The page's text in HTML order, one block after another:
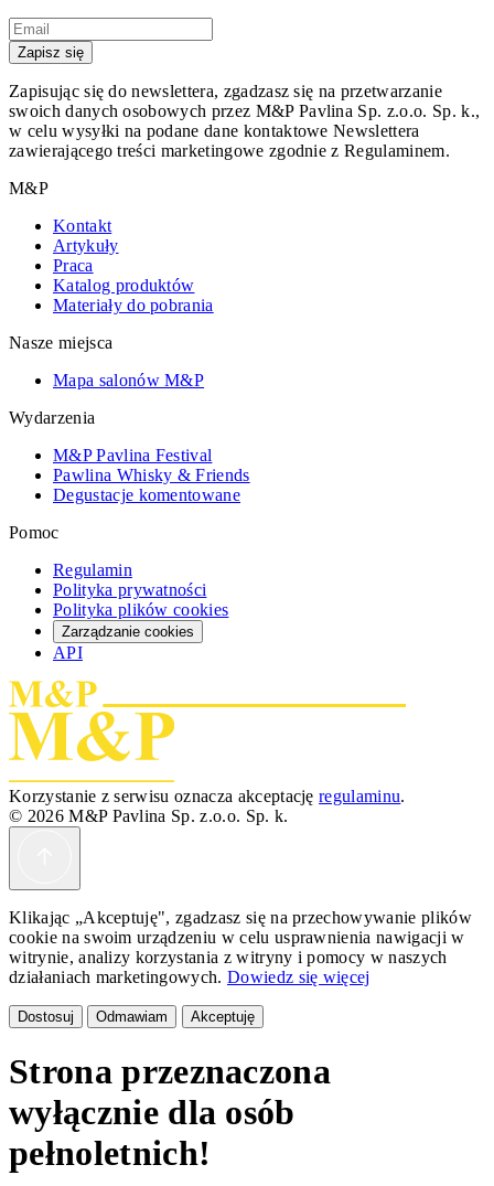
Zapisz się
Zapisując się do newslettera, zgadzasz się na przetwarzanie
swoich danych osobowych przez M&P Pavlina Sp. z.o.o. Sp. k.,
w celu wysyłki na podane dane kontaktowe Newslettera
zawierającego treści marketingowe zgodnie z Regulaminem.
M&P
Kontakt
Artykuły
Praca
Katalog produktów
Materiały do pobrania
Nasze miejsca
Mapa salonów M&P
Wydarzenia
M&P Pavlina Festival
Pawlina Whisky & Friends
Degustacje komentowane
Pomoc
Regulamin
Polityka prywatności
Polityka plików cookies
Zarządzanie cookies
API
Korzystanie z serwisu oznacza akceptacjęregulaminu.
© 2026 M&P Pavlina Sp. z.o.o. Sp. k.
Klikając „Akceptuję", zgadzasz się na przechowywanie plików
cookie na swoim urządzeniu w celu usprawnienia nawigacji w
witrynie, analizy korzystania z witryny i pomocy w naszych
działaniach marketingowych. Dowiedz się więcej
Dostosuj Odmawiam Akceptuję
Strona przeznaczona
wyłącznie dla osób
pełnoletnich!